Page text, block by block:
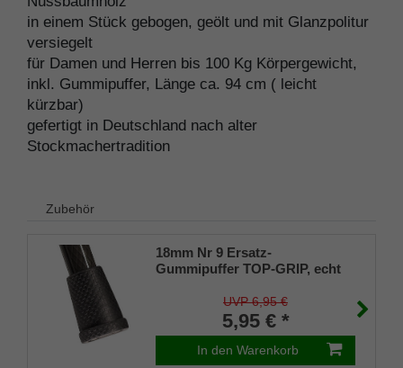
in einem Stück gebogen, geölt und mit Glanzpolitur
versiegelt
für Damen und Herren bis 100 Kg Körpergewicht,
inkl. Gummipuffer, Länge ca. 94 cm ( leicht
kürzbar)
gefertigt in Deutschland nach alter
Stockmachertradition
Zubehör
18mm Nr 9 Ersatz-
Gummipuffer TOP-GRIP, echt
UVP 6,95 €
5,95 € *
In den Warenkorb